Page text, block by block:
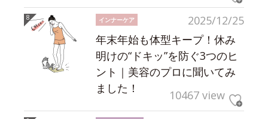
2025/12/25
インナーケア
年末年始も体型キープ！休み
明けの“ドキッ”を防ぐ3つのヒ
ント｜美容のプロに聞いてみ
ました！
10467 view